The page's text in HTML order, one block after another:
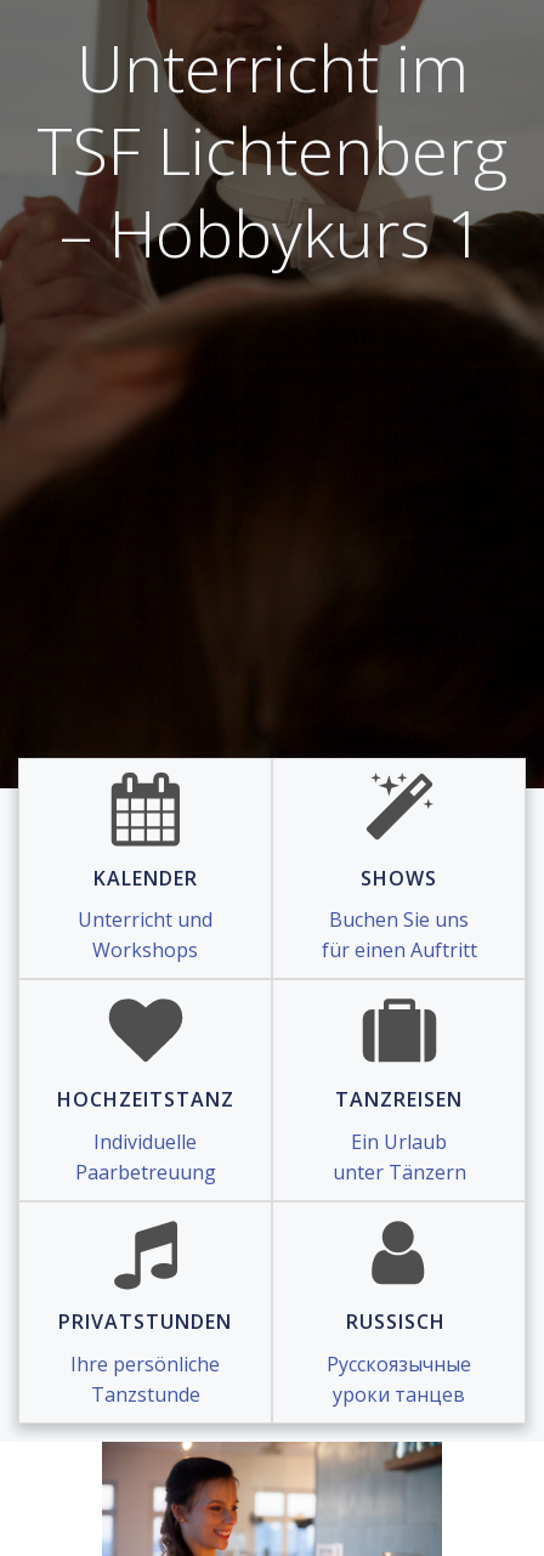
Unterricht im
TSF Lichtenberg
– Hobbykurs 1
KALENDER
Unterricht und
Workshops
SHOWS
Buchen Sie uns
für einen Auftritt
HOCHZEITSTANZ
Individuelle
Paarbetreuung
TANZREISEN
Ein Urlaub
unter Tänzern
PRIVATSTUNDEN
Ihre persönliche
Tanzstunde
RUSSISCH
Русскоязычные
уроки танцев